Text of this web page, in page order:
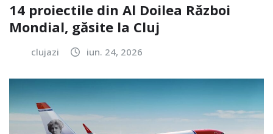
14 proiectile din Al Doilea Război
Mondial, găsite la Cluj
clujazi iun. 24, 2026